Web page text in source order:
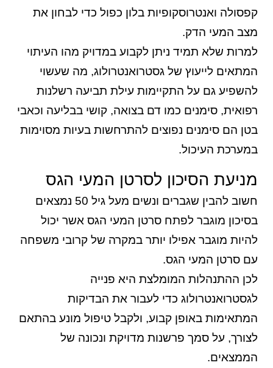
קפסולה ואנטרוסקופיות בלון כפול כדי לבחון את
מצב המעי הדק.
למרות שלא תמיד ניתן לקבוע במדויק מהו העיתוי
המתאים לייעוץ של גסטרואנטרולוג, מה שעשוי
להשפיע גם על התקיימות עילת תביעה רשלנות
רפואית, סימנים כמו דם בצואה, קושי בבליעה וכאבי
בטן הם סימנים נפוצים להתרחשות בעיות מסוימות
במערכת העיכול.
מניעת הסיכון לסרטן המעי הגס
חשוב להבין שגברים ונשים מעל גיל 50 נמצאים
בסיכון מוגבר לפתח סרטן המעי הגס אשר יכול
להיות מוגבר אפילו יותר במקרה של קרובי משפחה
עם סרטן המעי הגס.
לכן ההתנהלות המומלצת היא פנייה
לגסטרואנטרולוג כדי לעבור את הבדיקות
המתאימות באופן קבוע, ולקבל טיפול מונע בהתאם
לצורך, על סמך פרשנות מדויקת ונכונה של
הממצאים.